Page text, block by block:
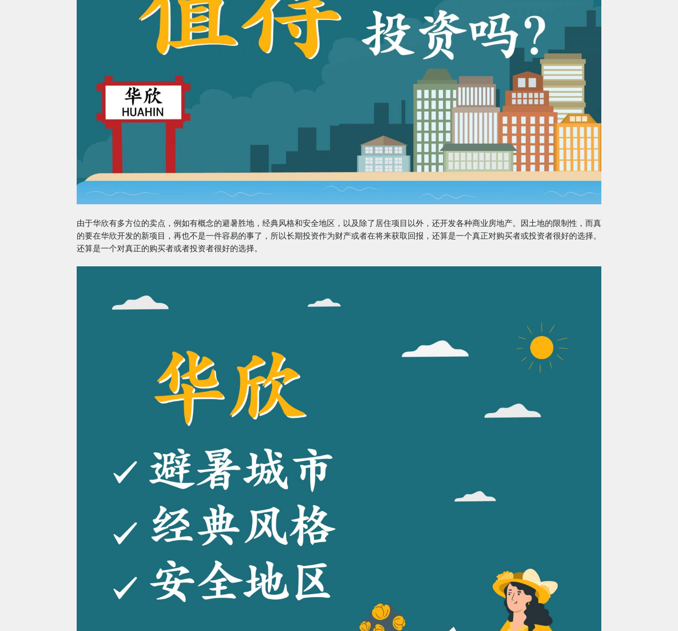
由于华欣有多方位的卖点，例如有概念的避暑胜地，经典风格和安全地区，以及除了居住项目以外，还开发各种商业房地产。因土地的限制性，而真
的要在华欣开发的新项目，再也不是一件容易的事了，所以长期投资作为财产或者在将来获取回报，还算是一个真正对购买者或投资者很好的选择。
还算是一个对真正的购买者或者投资者很好的选择。